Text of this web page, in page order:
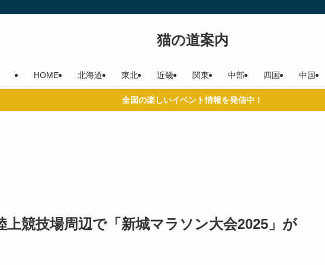
猫の道案内
HOME 北海道 東北 近畿 関東 中部 四国 中国
全国の楽しいイベント情報を発信中！
上競技場周辺で「新城マラソン大会2025」が